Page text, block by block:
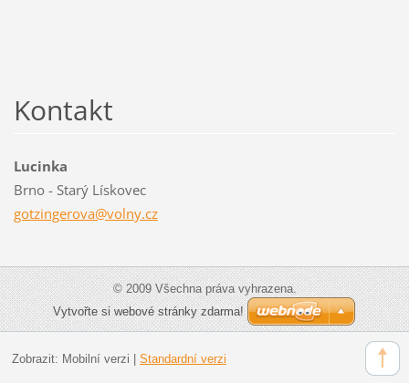
Kontakt
Lucinka
Brno - Starý Lískovec
gotzingerova@volny.cz
© 2009 Všechna práva vyhrazena.
Vytvořte si webové stránky zdarma!
Zobrazit: Mobilní verzi Standardní verzi